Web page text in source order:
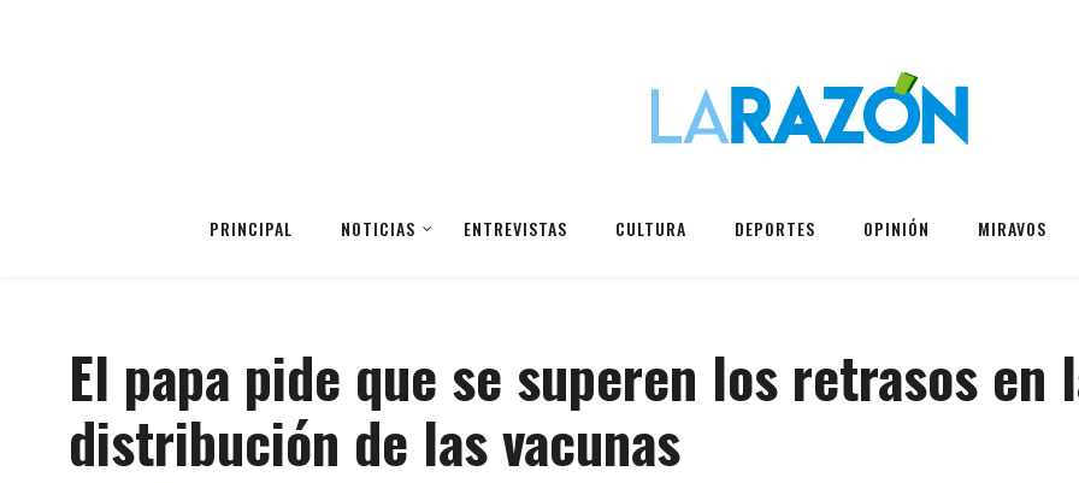
PRINCIPAL NOTICIAS ENTREVISTAS CULTURA DEPORTES OPINIÓN MIRAVOS
El papa pide que se superen los retrasos en
distribución de las vacunas